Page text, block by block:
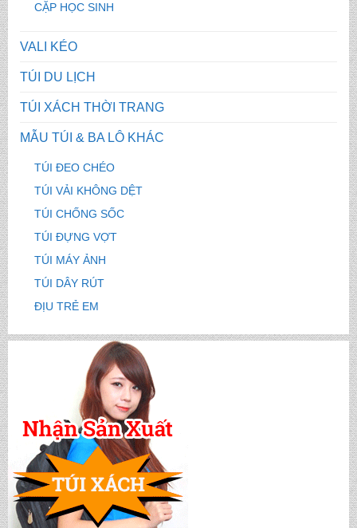
CẶP HỌC SINH
VALI KÉO
TÚI DU LỊCH
TÚI XÁCH THỜI TRANG
MẪU TÚI & BA LÔ KHÁC
TÚI ĐEO CHÉO
TÚI VẢI KHÔNG DỆT
TÚI CHỐNG SỐC
TÚI ĐỰNG VỢT
TÚI MÁY ẢNH
TÚI DÂY RÚT
ĐỊU TRẺ EM